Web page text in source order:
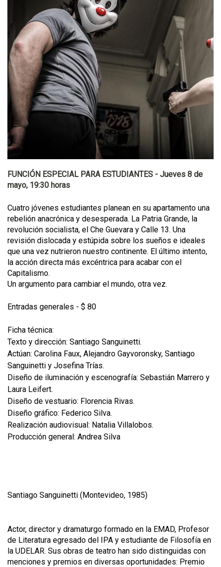
FUNCIÓN ESPECIAL PARA ESTUDIANTES - Jueves 8 de
mayo, 19:30 horas
Cuatro jóvenes estudiantes planean en su apartamento una
rebelión anacrónica y desesperada. La Patria Grande, la
revolución socialista, el Che Guevara y Calle 13. Una
revisión dislocada y estúpida sobre los sueños e ideales
que una vez nutrieron nuestro continente. El último intento,
la acción directa más excéntrica para acabar con el
Capitalismo.
Un argumento para cambiar el mundo, otra vez.
Entradas generales - $ 80
Ficha técnica:
Texto y dirección: Santiago Sanguinetti.
Actúan: Carolina Faux, Alejandro Gayvoronsky, Santiago
Sanguinetti y Josefina Trías.
Diseño de iluminación y escenografía: Sebastián Marrero y
Laura Leifert.
Diseño de vestuario: Florencia Rivas.
Diseño gráfico: Federico Silva.
Realización audiovisual: Natalia Villalobos.
Producción general: Andrea Silva
Santiago Sanguinetti (Montevideo, 1985)
Actor, director y dramaturgo formado en la EMAD, Profesor
de Literatura egresado del IPA y estudiante de Filosofía en
la UDELAR. Sus obras de teatro han sido distinguidas con
menciones y premios en diversas oportunidades: Premio